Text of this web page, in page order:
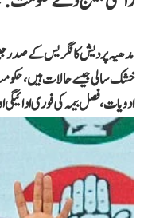
خشک سالی جیسے حالات ہیں،
ادویات، فصل بیمہ کی فوری